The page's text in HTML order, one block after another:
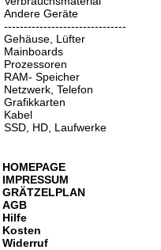
Andere Geräte
-------------------------------
Gehäuse, Lüfter
Mainboards
Prozessoren
RAM- Speicher
Netzwerk, Telefon
Grafikkarten
Kabel
SSD, HD, Laufwerke
HOMEPAGE
IMPRESSUM
GRÄTZELPLAN
AGB
Hilfe
Kosten
Widerruf